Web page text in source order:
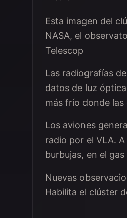
Esta imagen del
NASA, el
Telescop
Las radiografías
datos de luz
más frío donde
Los aviones
radio por el VLA.
burbujas, en el
Nuevas
Habilita el clúster